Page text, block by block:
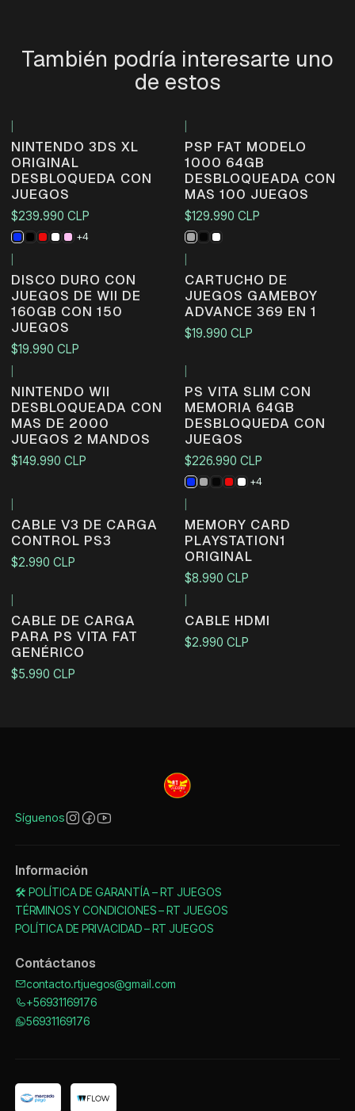
También podría interesarte uno
de estos
NINTENDO 3DS XL
ORIGINAL
DESBLOQUEDA CON
JUEGOS
$239.990 CLP
+4
PSP FAT MODELO
1000 64GB
DESBLOQUEADA CON
MAS 100 JUEGOS
$129.990 CLP
DISCO DURO CON
JUEGOS DE WII DE
160GB CON 150
JUEGOS
$19.990 CLP
CARTUCHO DE
JUEGOS GAMEBOY
ADVANCE 369 EN 1
$19.990 CLP
NINTENDO WII
DESBLOQUEADA CON
MAS DE 2000
JUEGOS 2 MANDOS
$149.990 CLP
PS VITA SLIM CON
MEMORIA 64GB
DESBLOQUEDA CON
JUEGOS
$226.990 CLP
+4
CABLE V3 DE CARGA
CONTROL PS3
$2.990 CLP
MEMORY CARD
PLAYSTATION1
ORIGINAL
$8.990 CLP
CABLE DE CARGA
PARA PS VITA FAT
GENÉRICO
$5.990 CLP
CABLE HDMI
$2.990 CLP
Síguenos
Información
🛠️ POLÍTICA DE GARANTÍA – RT JUEGOS
TÉRMINOS Y CONDICIONES – RT JUEGOS
POLÍTICA DE PRIVACIDAD – RT JUEGOS
Contáctanos
contacto.rtjuegos@gmail.com
+56931169176
56931169176